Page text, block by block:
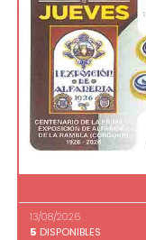
13/08/2026
5 DISPONIBLES